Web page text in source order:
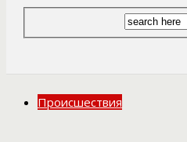
Происшествия